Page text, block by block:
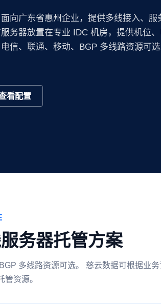
向广东省惠州企业，提供多线接入、
务器放置在专业 IDC 机房，提供机位
信、联通、移动、BGP 多线路资源可
看配置
务器托管方案
多线路资源可选。 慈云数据可根据业
管资源。